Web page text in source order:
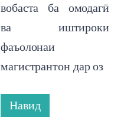
вобаста ба омодагӣ
ва иштироки
фаъолонаи
магистрантон дар оз
Навид